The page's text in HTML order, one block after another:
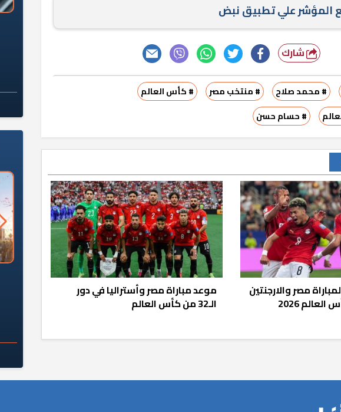
المؤشر علي تطبيق نبض
شارك
# محمد صلاح # منتخب مصر
# كأس العالم
# حسام حسن
مصر والارجنتين موعد مباراة مصر وأستراليا في دور
الـ32 من كأس العالم
خشبية بفناء مقبرة "باكي"
سلامة الغذاء: 285 ألف طن صادرات
«المؤشر» يطرح السؤال الصعب: هل
كان اختيار خريج معهد العاشر من
رمضان وزيرًا للإسكان قرارًا صائبًا؟
لماذا تخالف الشركات العقارية
تعليمات الرئيس السيسي؟